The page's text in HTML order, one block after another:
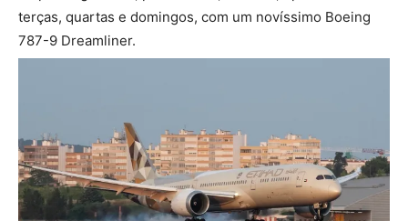
terças, quartas e domingos, com um novíssimo Boeing
787-9 Dreamliner.